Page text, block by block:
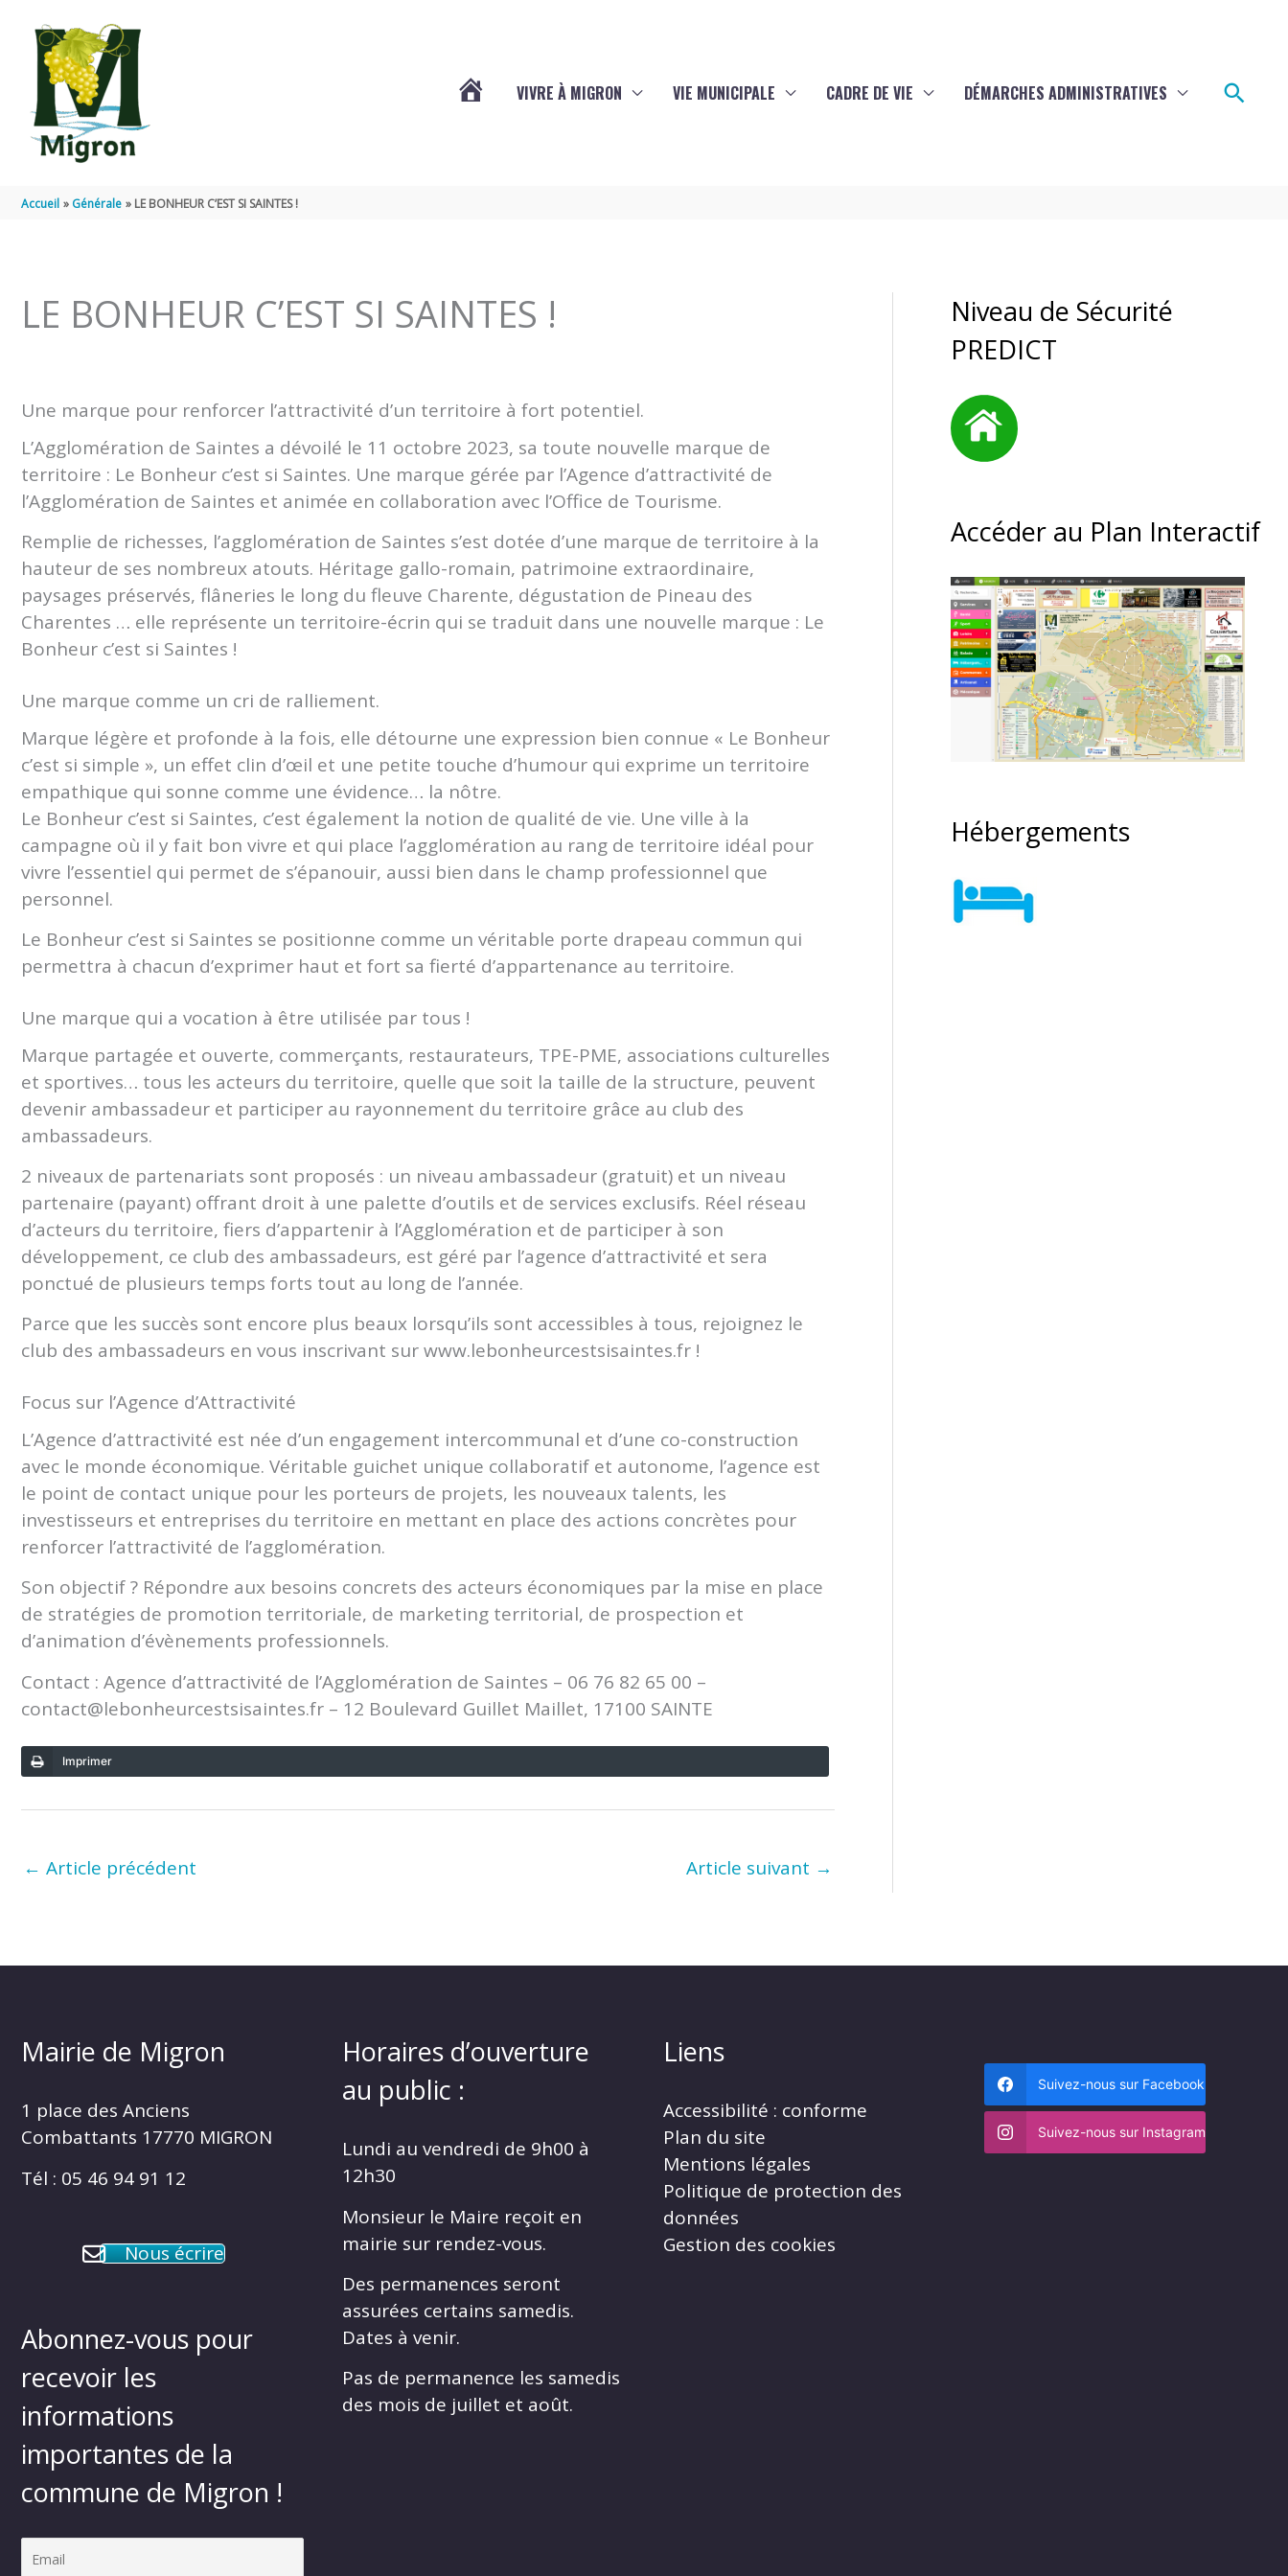
VIVRE À MIGRON VIE MUNICIPALE CADRE DE VIE DÉMARCHES ADMINISTRATIVES
Accueil Générale LE BONHEUR C’EST SI SAINTES !
LE BONHEUR C’EST SI SAINTES !
Une marque pour renforcer l’attractivité d’un territoire à fort potentiel.
L’Agglomération de Saintes a dévoilé le 11 octobre 2023, sa toute nouvelle marque de
territoire : Le Bonheur c’est si Saintes. Une marque gérée par l’Agence d’attractivité de
l’Agglomération de Saintes et animée en collaboration avec l’Office de Tourisme.
Remplie de richesses, l’agglomération de Saintes s’est dotée d’une marque de territoire à la
hauteur de ses nombreux atouts. Héritage gallo-romain, patrimoine extraordinaire,
paysages préservés, flâneries le long du fleuve Charente, dégustation de Pineau des
Charentes … elle représente un territoire-écrin qui se traduit dans une nouvelle marque : Le
Bonheur c’est si Saintes !
Une marque comme un cri de ralliement.
Marque légère et profonde à la fois, elle détourne une expression bien connue « Le Bonheur
c’est si simple », un effet clin d’œil et une petite touche d’humour qui exprime un territoire
empathique qui sonne comme une évidence… la nôtre.
Le Bonheur c’est si Saintes, c’est également la notion de qualité de vie. Une ville à la
campagne où il y fait bon vivre et qui place l’agglomération au rang de territoire idéal pour
vivre l’essentiel qui permet de s’épanouir, aussi bien dans le champ professionnel que
personnel.
Le Bonheur c’est si Saintes se positionne comme un véritable porte drapeau commun qui
permettra à chacun d’exprimer haut et fort sa fierté d’appartenance au territoire.
Une marque qui a vocation à être utilisée par tous !
Marque partagée et ouverte, commerçants, restaurateurs, TPE-PME, associations culturelles
et sportives… tous les acteurs du territoire, quelle que soit la taille de la structure, peuvent
devenir ambassadeur et participer au rayonnement du territoire grâce au club des
ambassadeurs.
2 niveaux de partenariats sont proposés : un niveau ambassadeur (gratuit) et un niveau
partenaire (payant) offrant droit à une palette d’outils et de services exclusifs. Réel réseau
d’acteurs du territoire, fiers d’appartenir à l’Agglomération et de participer à son
développement, ce club des ambassadeurs, est géré par l’agence d’attractivité et sera
ponctué de plusieurs temps forts tout au long de l’année.
Parce que les succès sont encore plus beaux lorsqu’ils sont accessibles à tous, rejoignez le
club des ambassadeurs en vous inscrivant sur www.lebonheurcestsisaintes.fr !
Focus sur l’Agence d’Attractivité
L’Agence d’attractivité est née d’un engagement intercommunal et d’une co-construction
avec le monde économique. Véritable guichet unique collaboratif et autonome, l’agence est
le point de contact unique pour les porteurs de projets, les nouveaux talents, les
investisseurs et entreprises du territoire en mettant en place des actions concrètes pour
renforcer l’attractivité de l’agglomération.
Son objectif ? Répondre aux besoins concrets des acteurs économiques par la mise en place
de stratégies de promotion territoriale, de marketing territorial, de prospection et
d’animation d’évènements professionnels.
Contact : Agence d’attractivité de l’Agglomération de Saintes – 06 76 82 65 00 –
contact@lebonheurcestsisaintes.fr – 12 Boulevard Guillet Maillet, 17100 SAINTE
Imprimer
← Article précédent Article suivant →
Niveau de Sécurité
PREDICT
Accéder au Plan Interactif
Hébergements
Mairie de Migron
1 place des Anciens
Combattants 17770 MIGRON
Tél : 05 46 94 91 12
Nous écrire
Abonnez-vous pour
recevoir les
informations
importantes de la
commune de Migron !
Horaires d’ouverture
au public :
Lundi au vendredi de 9h00 à
12h30
Monsieur le Maire reçoit en
mairie sur rendez-vous.
Des permanences seront
assurées certains samedis.
Dates à venir.
Pas de permanence les samedis
des mois de juillet et août.
Liens
Accessibilité : conforme
Plan du site
Mentions légales
Politique de protection des
données
Gestion des cookies
Suivez-nous sur Facebook
Suivez-nous sur Instagram